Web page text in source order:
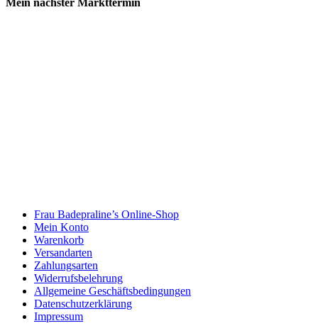
Frau Badepraline’s Online-Shop
Mein Konto
Warenkorb
Versandarten
Zahlungsarten
Widerrufsbelehrung
Allgemeine Geschäftsbedingungen
Datenschutzerklärung
Impressum